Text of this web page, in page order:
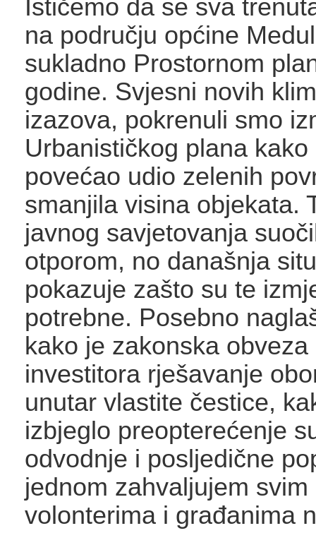
Ističemo da se sva
na području općine
sukladno Prostornom
godine. Svjesni novih
izazova, pokrenuli smo
Urbanističkog plana kako
povećao udio zelenih
smanjila visina objekata.
javnog savjetovanja
otporom, no današnja
pokazuje zašto su te
potrebne. Posebno
kako je zakonska obveza
investitora rješavanje
unutar vlastite čestice,
izbjeglo preopterećenje
odvodnje i posljedične
jednom zahvaljujem
volonterima i građanima